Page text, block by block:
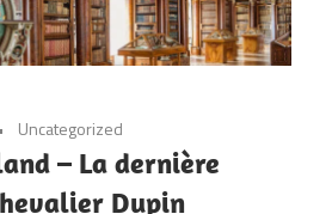
Uncategorized
– La dernière
Dupin